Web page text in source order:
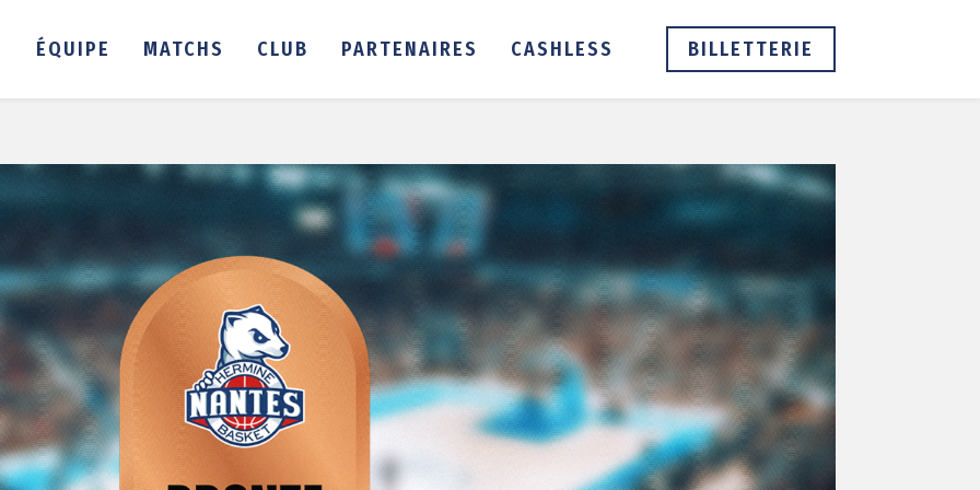
ÉQUIPE MATCHS CLUB PARTENAIRES CASHLESS BILLETTERIE